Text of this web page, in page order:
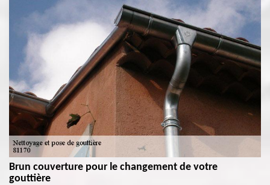
Brun couverture pour le changement de votre
gouttière